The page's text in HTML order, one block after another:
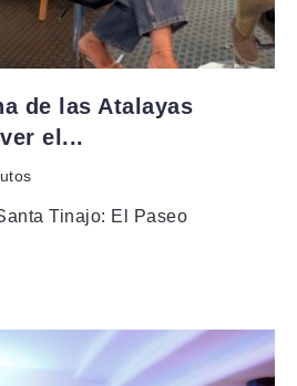
de las Atalayas
el...
Tinajo: El Paseo